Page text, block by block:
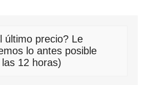
último precio? Le
lo antes posible
12 horas)